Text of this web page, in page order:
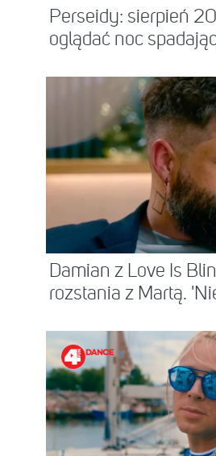
Perseidy: sierpień
oglądać noc
Damian z Love Is
rozstania z Martą.